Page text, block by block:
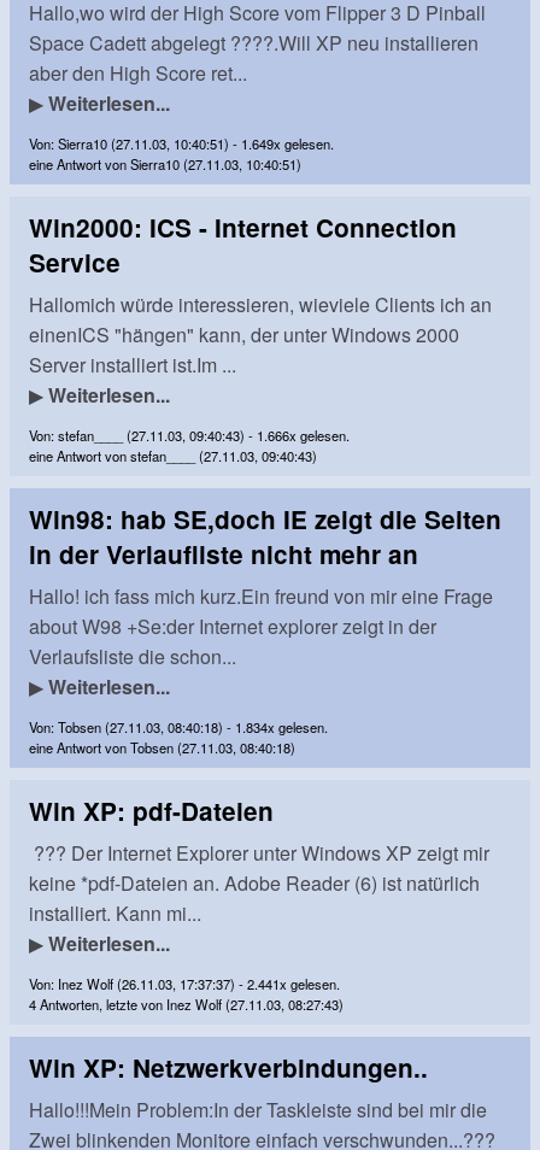
Hallo,wo wird der High Score vom Flipper 3 D Pinball
Space Cadett abgelegt ????.Will XP neu installieren
aber den High Score ret...
▶Weiterlesen...
Von: Sierra10 (27.11.03, 10:40:51) - 1.649x gelesen.
eine Antwort von Sierra10 (27.11.03, 10:40:51)
Win2000: ICS - Internet Connection
Service
Hallomich würde interessieren, wieviele Clients ich an
einenICS "hängen" kann, der unter Windows 2000
Server installiert ist.Im ...
▶Weiterlesen...
Von: stefan____ (27.11.03, 09:40:43) - 1.666x gelesen.
eine Antwort von stefan____ (27.11.03, 09:40:43)
Win98: hab SE,doch IE zeigt die Seiten
in der Verlaufliste nicht mehr an
Hallo! ich fass mich kurz.Ein freund von mir eine Frage
about W98 +Se:der Internet explorer zeigt in der
Verlaufsliste die schon...
▶Weiterlesen...
Von: Tobsen (27.11.03, 08:40:18) - 1.834x gelesen.
eine Antwort von Tobsen (27.11.03, 08:40:18)
Win XP: pdf-Dateien
??? Der Internet Explorer unter Windows XP zeigt mir
keine *pdf-Dateien an. Adobe Reader (6) ist natürlich
installiert. Kann mi...
▶Weiterlesen...
Von: Inez Wolf (26.11.03, 17:37:37) - 2.441x gelesen.
4 Antworten, letzte von Inez Wolf (27.11.03, 08:27:43)
Win XP: Netzwerkverbindungen..
Hallo!!!Mein Problem:In der Taskleiste sind bei mir die
Zwei blinkenden Monitore einfach verschwunden...???